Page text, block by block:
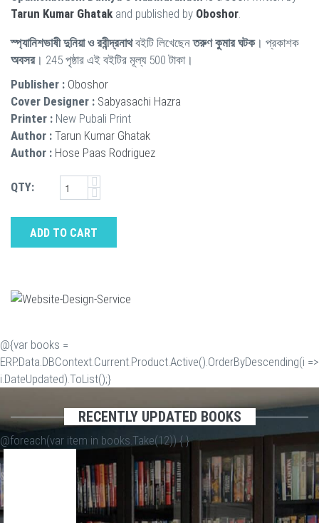
Tarun Kumar Ghatak and published by Oboshor
স্প্যানিশভাষী দুনিয়া ও রবীন্দ্রনাথবইটি লিখেছেনতরুণ কুমার ঘটক। প্রকাশক
অবসর। 245 পৃষ্ঠার এই বইটির মূল্য 500 টাকা।
Publisher : Oboshor
Cover Designer : Sabyasachi Hazra
Printer : New Pubali Print
Author : Tarun Kumar Ghatak
Author : Hose Paas Rodriguez
QTY:
ADD TO CART
@{var books =
ERP.Data.DBContext.Current.Product.Active().OrderByDescending(i =>
i.DateUpdated).ToList();}
RECENTLY UPDATED BOOKS
@foreach(var item in books.Take(12)) {}